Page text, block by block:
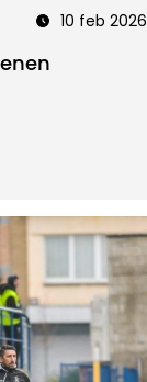
10 feb 2026